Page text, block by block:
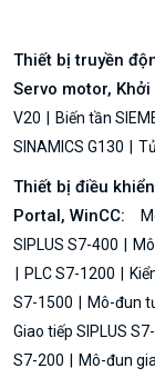
Thiết bị truyền
Servo motor,
V20
Biến tần
SINAMICS G130
Thiết bị điều
Portal, WinCC:
SIPLUS S7-400
PLC S7-1200
S7-1500
Mô-đun
Giao tiếp SIPLUS
S7-200
Mô-đun